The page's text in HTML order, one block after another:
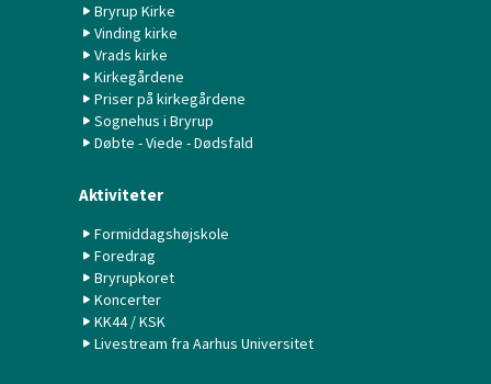
Bryrup Kirke
Vinding kirke
Vrads kirke
Kirkegårdene
Priser på kirkegårdene
Sognehus i Bryrup
Døbte - Viede - Dødsfald
Aktiviteter
Formiddagshøjskole
Foredrag
Bryrupkoret
Koncerter
KK44 / KSK
Livestream fra Aarhus Universitet